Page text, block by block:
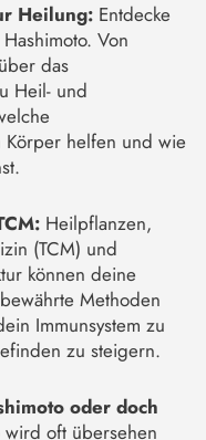
Heilung: Entdecke
Von
das
Heil- und
Körper helfen und wie
Heilpflanzen,
(TCM) und
können deine
Methoden
Immunsystem zu
zu steigern.
oder doch
wird oft übersehen